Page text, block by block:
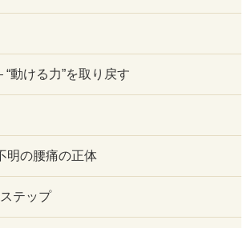
動ける力”を取り戻す
明の腰痛の正体
テップ